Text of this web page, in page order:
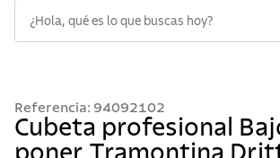
Referencia: 94092102
Cubeta profesional
2.
sarten
3.
cubiertos